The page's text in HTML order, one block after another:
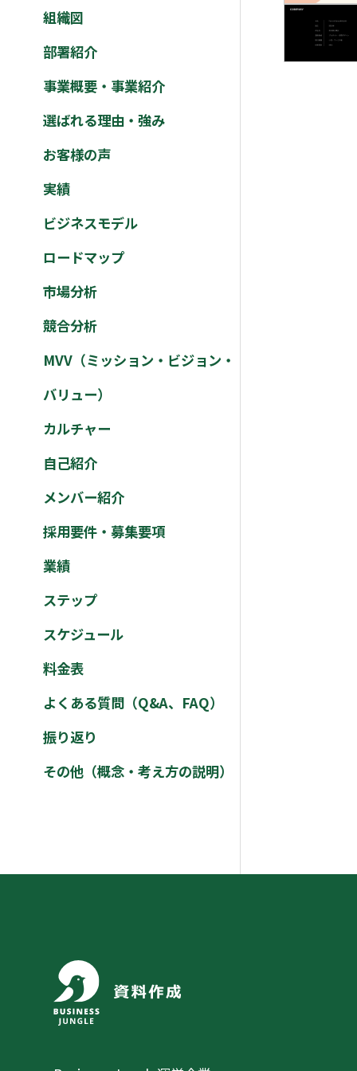
組織図
部署紹介
事業概要・事業紹介
選ばれる理由・強み
お客様の声
実績
ビジネスモデル
ロードマップ
市場分析
競合分析
MVV（ミッション・ビジョン・
バリュー）
カルチャー
自己紹介
メンバー紹介
採用要件・募集要項
業績
ステップ
スケジュール
料金表
よくある質問（Q&A、FAQ）
振り返り
その他（概念・考え方の説明）